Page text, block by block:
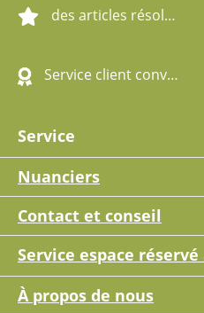
des articles résolument écologiques
Service client convivial
Service
Nuanciers
Contact et conseil
Service espace
À propos de nous